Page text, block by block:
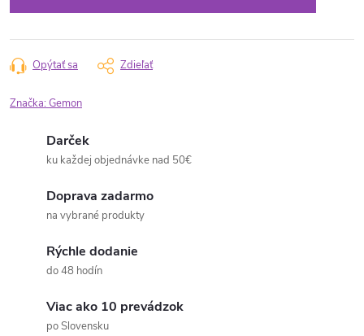
Opýtať sa Zdieľať
Značka:Gemon
Darček
ku každej objednávke nad 50€
Doprava zadarmo
na vybrané produkty
Rýchle dodanie
do 48 hodín
Viac ako 10 prevádzok
po Slovensku